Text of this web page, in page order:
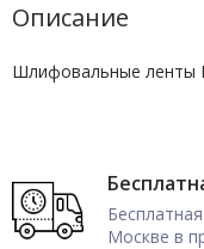
Описание
Шлифовальные ленты
Москве в